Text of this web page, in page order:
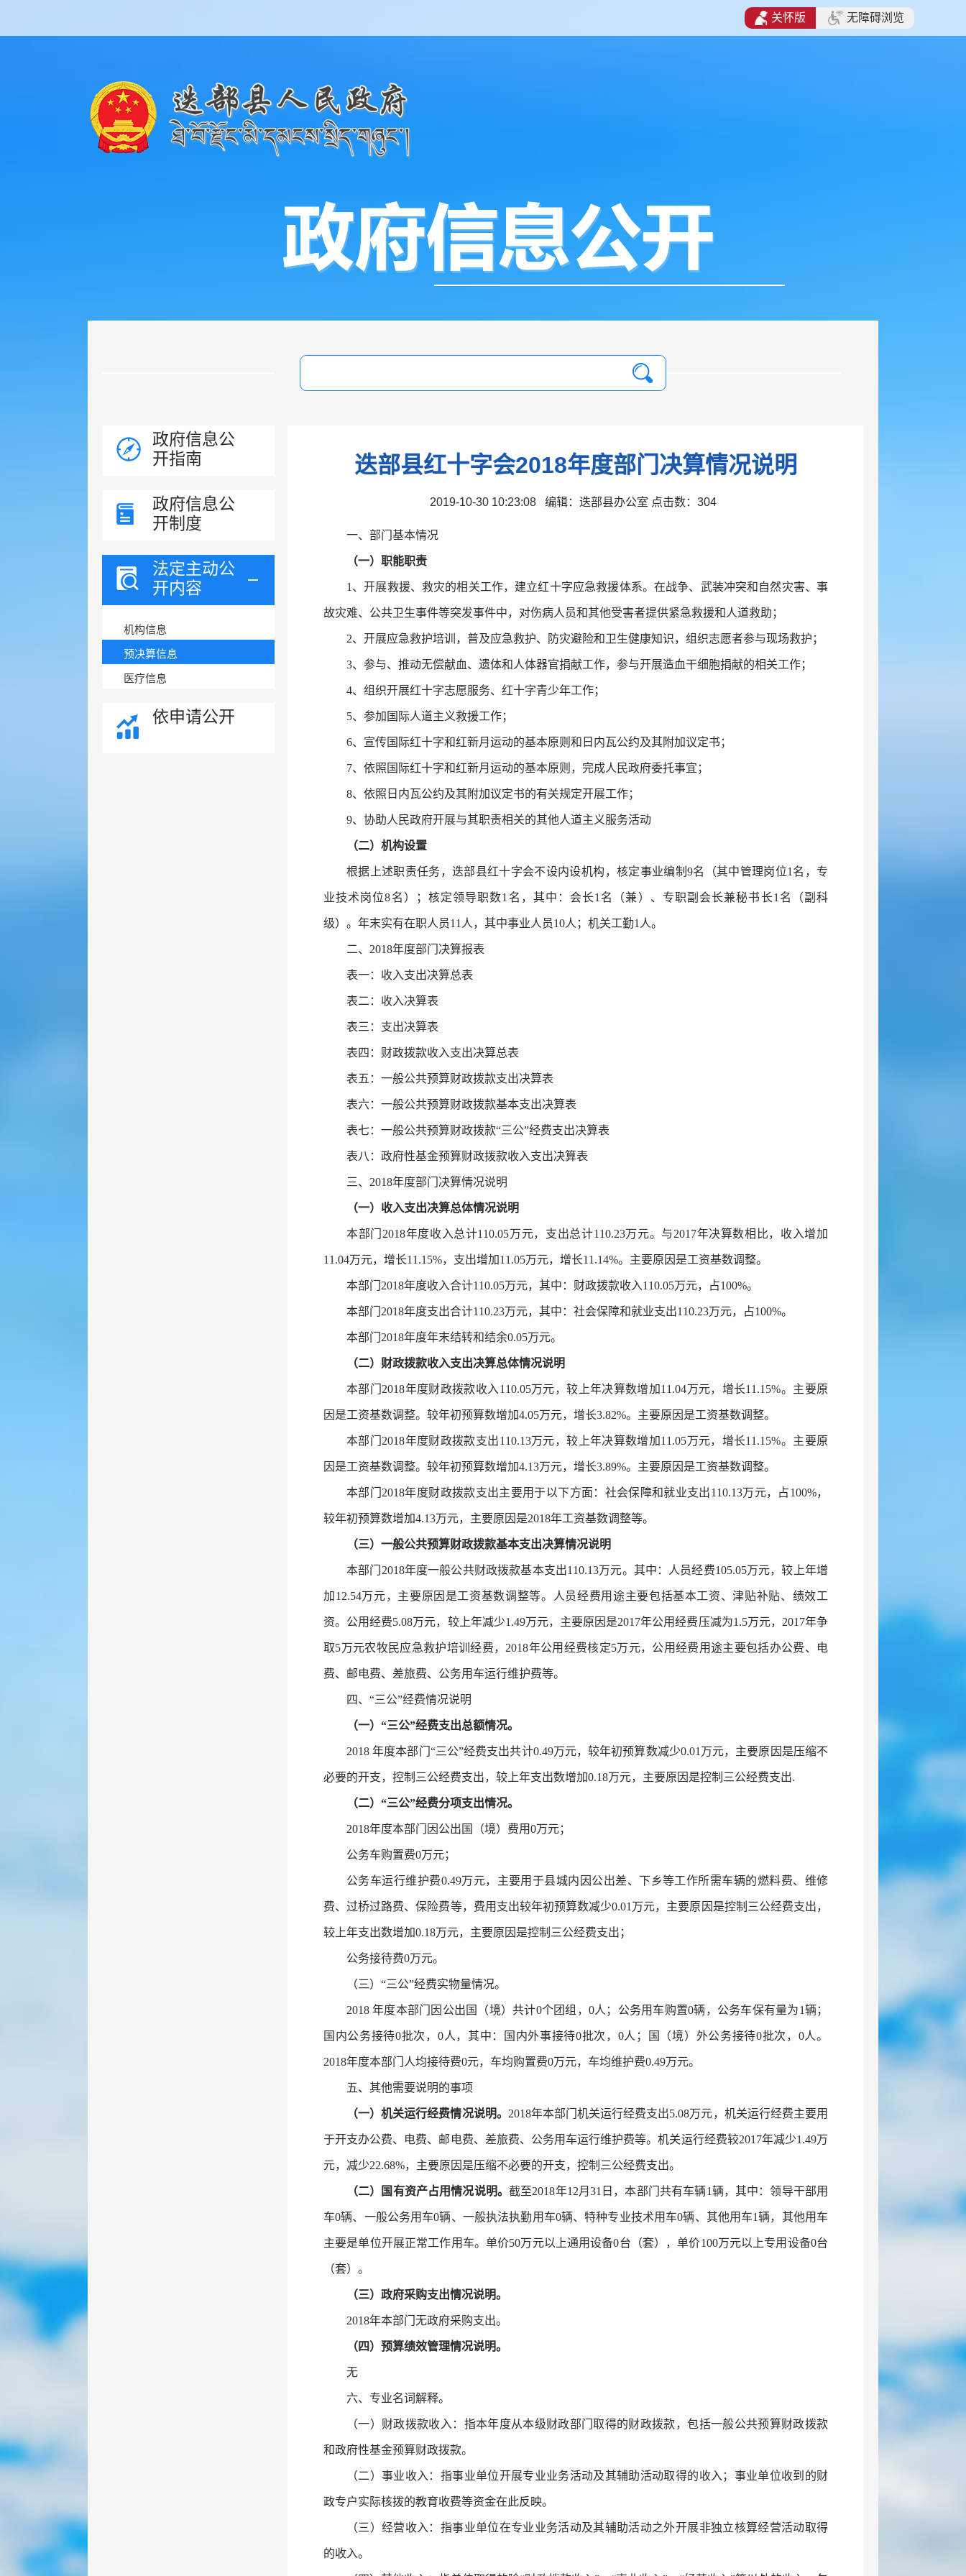
关怀版 无障碍浏览
政府信息公
开指南
政府信息公
开制度
法定主动公
开内容
机构信息
预决算信息
医疗信息
依申请公开
迭部县红十字会2018年度部门决算情况说明
2019-10-30 10:23:08 编辑：迭部县办公室 点击数： 304
一、部门基本情况
（一）职能职责
1、开展救援、救灾的相关工作，建立红十字应急救援体系。在战争、武装冲突和自然灾害、事
故灾难、公共卫生事件等突发事件中，对伤病人员和其他受害者提供紧急救援和人道救助；
2、开展应急救护培训，普及应急救护、防灾避险和卫生健康知识，组织志愿者参与现场救护；
3、参与、推动无偿献血、遗体和人体器官捐献工作，参与开展造血干细胞捐献的相关工作；
4、组织开展红十字志愿服务、红十字青少年工作；
5、参加国际人道主义救援工作；
6、宣传国际红十字和红新月运动的基本原则和日内瓦公约及其附加议定书；
7、依照国际红十字和红新月运动的基本原则，完成人民政府委托事宜；
8、依照日内瓦公约及其附加议定书的有关规定开展工作；
9、协助人民政府开展与其职责相关的其他人道主义服务活动
（二）机构设置
根据上述职责任务，迭部县红十字会不设内设机构，核定事业编制9名（其中管理岗位1名，专
业技术岗位8名）；核定领导职数1名，其中：会长1名（兼）、专职副会长兼秘书长1名（副科
级）。年末实有在职人员11人，其中事业人员10人；机关工勤1人。
二、2018年度部门决算报表
表一：收入支出决算总表
表二：收入决算表
表三：支出决算表
表四：财政拨款收入支出决算总表
表五：一般公共预算财政拨款支出决算表
表六：一般公共预算财政拨款基本支出决算表
表七：一般公共预算财政拨款“三公”经费支出决算表
表八：政府性基金预算财政拨款收入支出决算表
三、2018年度部门决算情况说明
（一）收入支出决算总体情况说明
本部门2018年度收入总计110.05万元，支出总计110.23万元。与2017年决算数相比，收入增加
11.04万元，增长11.15%，支出增加11.05万元，增长11.14%。主要原因是工资基数调整。
本部门2018年度收入合计110.05万元，其中：财政拨款收入110.05万元，占100%。
本部门2018年度支出合计110.23万元，其中：社会保障和就业支出110.23万元，占100%。
本部门2018年度年末结转和结余0.05万元。
（二）财政拨款收入支出决算总体情况说明
本部门2018年度财政拨款收入110.05万元，较上年决算数增加11.04万元，增长11.15%。主要原
因是工资基数调整。较年初预算数增加4.05万元，增长3.82%。主要原因是工资基数调整。
本部门2018年度财政拨款支出110.13万元，较上年决算数增加11.05万元，增长11.15%。主要原
因是工资基数调整。较年初预算数增加4.13万元，增长3.89%。主要原因是工资基数调整。
本部门2018年度财政拨款支出主要用于以下方面：社会保障和就业支出110.13万元，占100%，
较年初预算数增加4.13万元，主要原因是2018年工资基数调整等。
（三）一般公共预算财政拨款基本支出决算情况说明
本部门2018年度一般公共财政拨款基本支出110.13万元。其中：人员经费105.05万元，较上年增
加12.54万元，主要原因是工资基数调整等。人员经费用途主要包括基本工资、津贴补贴、绩效工
资。公用经费5.08万元，较上年减少1.49万元，主要原因是2017年公用经费压减为1.5万元，2017年争
取5万元农牧民应急救护培训经费，2018年公用经费核定5万元，公用经费用途主要包括办公费、电
费、邮电费、差旅费、公务用车运行维护费等。
四、“三公”经费情况说明
（一）“三公”经费支出总额情况。
2018 年度本部门“三公”经费支出共计0.49万元，较年初预算数减少0.01万元，主要原因是压缩不
必要的开支，控制三公经费支出，较上年支出数增加0.18万元，主要原因是控制三公经费支出.
（二）“三公”经费分项支出情况。
2018年度本部门因公出国（境）费用0万元；
公务车购置费0万元；
公务车运行维护费0.49万元，主要用于县城内因公出差、下乡等工作所需车辆的燃料费、维修
费、过桥过路费、保险费等，费用支出较年初预算数减少0.01万元，主要原因是控制三公经费支出，
较上年支出数增加0.18万元，主要原因是控制三公经费支出；
公务接待费0万元。
（三）“三公”经费实物量情况。
2018 年度本部门因公出国（境）共计0个团组，0人；公务用车购置0辆，公务车保有量为1辆；
国内公务接待0批次，0人，其中：国内外事接待0批次，0人；国（境）外公务接待0批次，0人。
2018年度本部门人均接待费0元，车均购置费0万元，车均维护费0.49万元。
五、其他需要说明的事项
（一）机关运行经费情况说明。 2018年本部门机关运行经费支出5.08万元，机关运行经费主要用
于开支办公费、电费、邮电费、差旅费、公务用车运行维护费等。机关运行经费较2017年减少1.49万
元，减少22.68%，主要原因是压缩不必要的开支，控制三公经费支出。
（二）国有资产占用情况说明。截至2018年12月31日，本部门共有车辆1辆，其中：领导干部用
车0辆、一般公务用车0辆、一般执法执勤用车0辆、特种专业技术用车0辆、其他用车1辆，其他用车
主要是单位开展正常工作用车。单价50万元以上通用设备0台（套），单价100万元以上专用设备0台
（套）。
（三）政府采购支出情况说明。
2018年本部门无政府采购支出。
（四）预算绩效管理情况说明。
无
六、专业名词解释。
（一）财政拨款收入：指本年度从本级财政部门取得的财政拨款，包括一般公共预算财政拨款
和政府性基金预算财政拨款。
（二）事业收入：指事业单位开展专业业务活动及其辅助活动取得的收入；事业单位收到的财
政专户实际核拨的教育收费等资金在此反映。
（三）经营收入：指事业单位在专业业务活动及其辅助活动之外开展非独立核算经营活动取得
的收入。